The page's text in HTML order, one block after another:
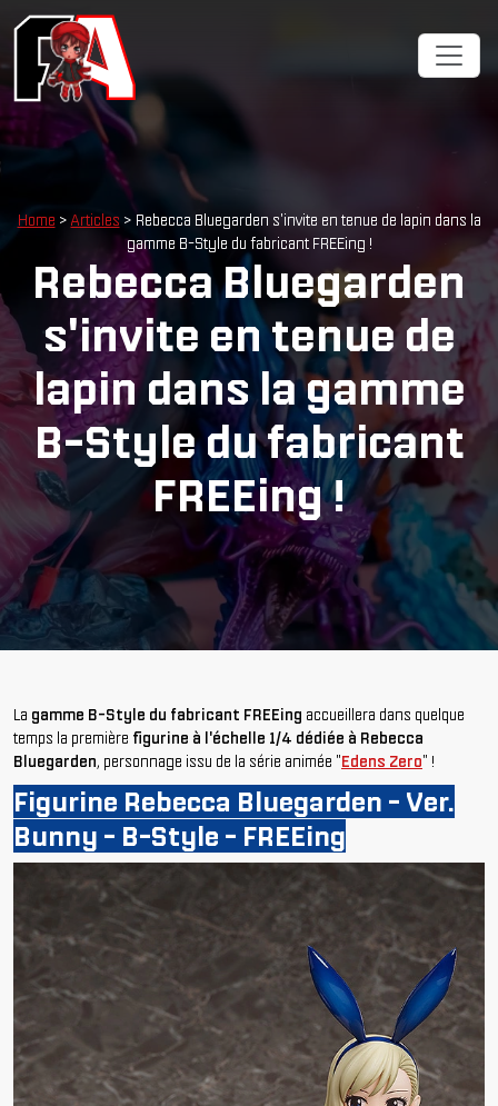
Home > Articles > Rebecca Bluegarden s'invite en tenue de lapin dans la
gamme B-Style du fabricant FREEing !
Rebecca Bluegarden
s'invite en tenue de
lapin dans la gamme
B-Style du fabricant
FREEing !
La gamme B-Style du fabricant FREEing accueillera dans quelque
temps la première figurine à l'échelle 1/4 dédiée à Rebecca
Bluegarden, personnage issu de la série animée "Edens Zero" !
Figurine Rebecca Bluegarden - Ver.
Bunny - B-Style - FREEing
Cookies management panel